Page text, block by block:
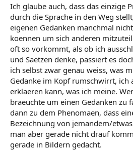
Ich glaube auch, dass das einzige
durch die Sprache in den Weg
eigenen Gedanken manchmal
koennen um sich anderen
oft so vorkommt, als ob ich
und Saetzen denke, passiert es
ich selbst zwar genau weiss, was
Gedanke im Kopf rumschwirrt, ich
erklaeren kann, was ich meine.
braeuchte um einen Gedanken zu
dann zu dem Phenomaen, dass
Bezeichnung von jemandem/
man aber gerade nicht drauf
gerade in Bildern gedacht.